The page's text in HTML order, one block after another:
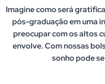
Imagine como será
pós-graduação em uma
preocupar com os altos
envolve. Com nossas
sonho pode